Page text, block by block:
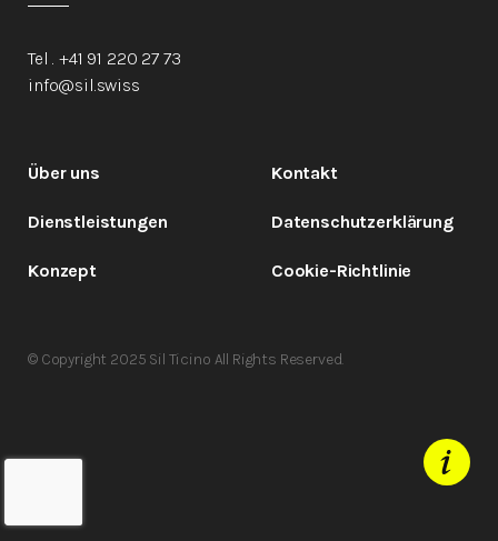
Tel . +41 91 220 27 73
info@sil.swiss
Über uns
Dienstleistungen
Konzept
Kontakt
Datenschutzerklärung
Cookie-Richtlinie
© Copyright 2025 Sil Ticino All Rights Reserved.